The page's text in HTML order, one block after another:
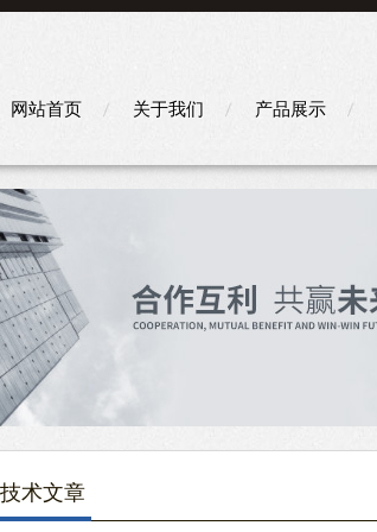
网站首页 关于我们 产品展示
技术文章